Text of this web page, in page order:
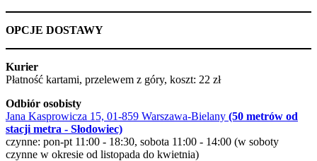
OPCJE DOSTAWY
Kurier
Płatność kartami, przelewem z góry, koszt: 22 zł
Odbiór osobisty
Jana Kasprowicza 15, 01-859 Warszawa-Bielany (50 metrów od
stacji metra - Słodowiec)
czynne: pon-pt 11:00 - 18:30, sobota 11:00 - 14:00 (w soboty
czynne w okresie od listopada do kwietnia)